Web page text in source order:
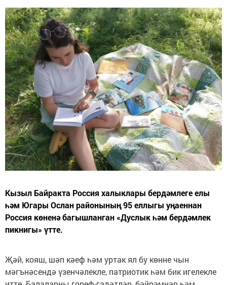
Кызыл Байракта Россия халыклары бердәмлеге елы
һәм Югары Ослан районының 95 еллыгы уңаеннан
Россия көненә багышланган «Дуслык һәм бердәмлек
пикнигы» үтте.
Җәй, кояш, шәп кәеф һәм уртак ял бу көнне чын
мәгънәсендә үзенчәлекле, патриотик һәм бик игелекле